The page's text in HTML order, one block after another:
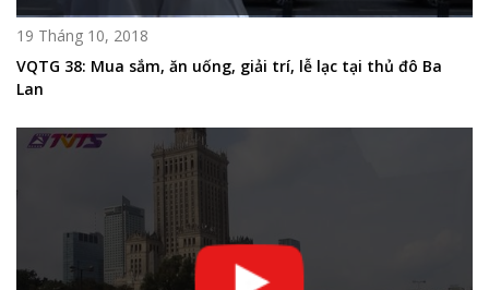
19 Tháng 10, 2018
VQTG 38: Mua sắm, ăn uống, giải trí, lễ lạc tại thủ đô Ba
Lan